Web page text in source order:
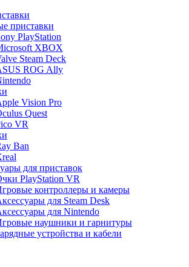
приставки
PlayStation
XBOX
Steam Deck
ROG Ally
Vision Pro
Quest
VR
Ban
для приставок
PlayStation VR
контроллеры и камеры
для Steam Desk
для Nintendo
наушники и гарнитуры
устройства и кабели